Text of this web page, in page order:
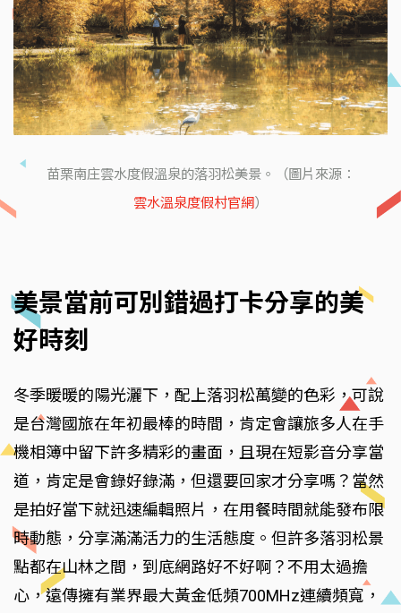
苗栗南庄雲水度假溫泉的落羽松美景。（圖片來源：
雲水溫泉度假村官網）
美景當前可別錯過打卡分享的美
好時刻
冬季暖暖的陽光灑下，配上落羽松萬變的色彩，可說
是台灣國旅在年初最棒的時間，肯定會讓旅多人在手
機相簿中留下許多精彩的畫面，且現在短影音分享當
道，肯定是會錄好錄滿，但還要回家才分享嗎？當然
是拍好當下就迅速編輯照片，在用餐時間就能發布限
時動態，分享滿滿活力的生活態度。但許多落羽松景
點都在山林之間，到底網路好不好啊？不用太過擔
心，遠傳擁有業界最大黃金低頻700MHz連續頻寬，